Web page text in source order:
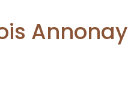
Annonay